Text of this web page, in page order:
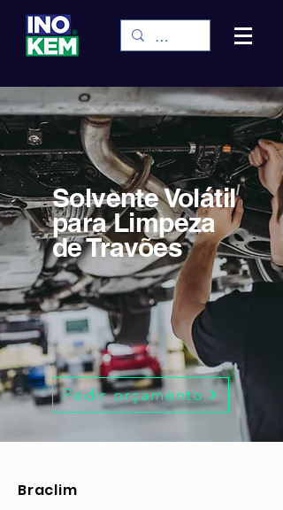
Solvente Volátil
para Limpeza
de Travões
Pedir orçamento
Braclim